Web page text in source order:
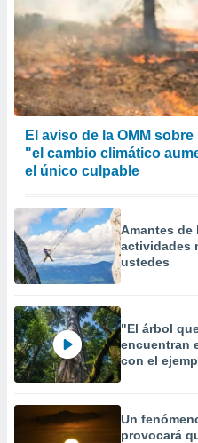
El aviso de la OMM
"el cambio climático
el único culpable
Amantes de
actividades
ustedes
"El árbol
encuentran
con el
Un
provocará